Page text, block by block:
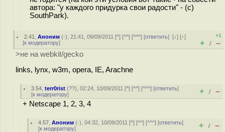
автора: "у каждого придурка свои радости" - (c)
SouthPark).
2.41 ,Аноним (-), 21:41, 09/09/2011 [^] [^^] [^^^] [ответить][↓] [↑]
[к модератору]
+1
+ / –
>не на webkit/gecko
links, lynx, w3m, opera, IE, Arachne
3.54 ,terr0rist (??), 02:24, 10/09/2011 [^] [^^] [^^^] [ответить]
[к модератору] + / –
+ Netscape 1, 2, 3, 4
4.57 ,Аноним (-), 04:32, 10/09/2011 [^] [^^] [^^^] [ответить]
[к модератору] + / –